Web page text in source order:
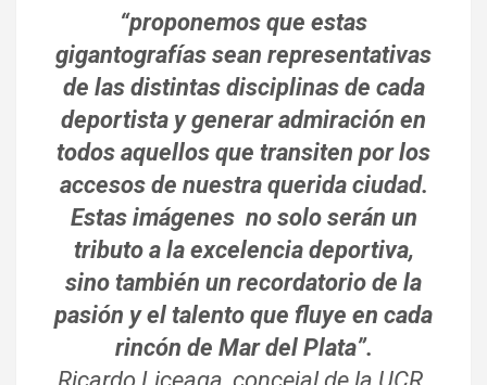
“proponemos que estas
gigantografías sean representativas
de las distintas disciplinas de cada
deportista y generar admiración en
todos aquellos que transiten por los
accesos de nuestra querida ciudad.
Estas imágenes no solo serán un
tributo a la excelencia deportiva,
sino también un recordatorio de la
pasión y el talento que fluye en cada
rincón de Mar del Plata”.